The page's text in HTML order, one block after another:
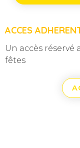
ACCES
Un accès réservé
fêtes